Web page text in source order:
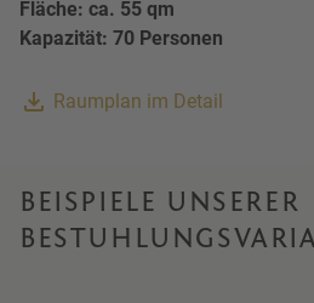
Fläche: ca. 55 qm
Kapazität: 70 Personen
Raumplan im Detail
BEISPIELE UNSERER